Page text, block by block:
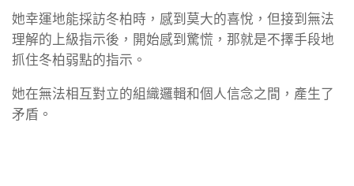
她幸運地能採訪冬柏時，感到莫大的喜悅，但接到無法
理解的上級指示後，開始感到驚慌，那就是不擇手段地
抓住冬柏弱點的指示。
她在無法相互對立的組織邏輯和個人信念之間，產生了
矛盾。